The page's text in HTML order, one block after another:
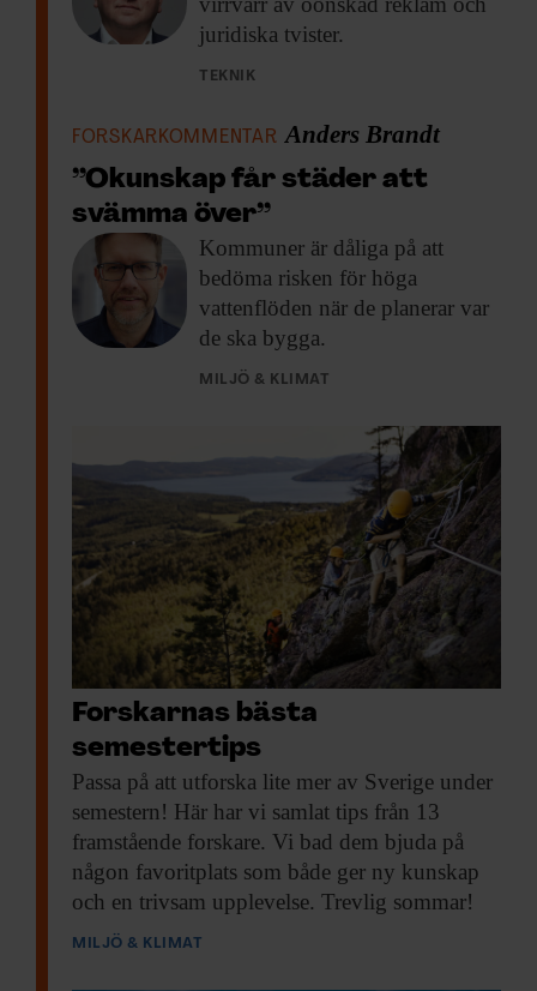
juridiska tvister.
TEKNIK
FORSKARKOMMENTAR Anders Brandt
”Okunskap får städer att
svämma över”
Kommuner är dåliga på att
bedöma risken för höga
vattenflöden när de planerar var
de ska bygga.
MILJÖ & KLIMAT
Forskarnas bästa
semestertips
Passa på att utforska lite mer av Sverige under
semestern! Här har vi samlat tips från 13
framstående forskare. Vi bad dem bjuda på
någon favoritplats som både ger ny kunskap
och en trivsam upplevelse. Trevlig sommar!
MILJÖ & KLIMAT